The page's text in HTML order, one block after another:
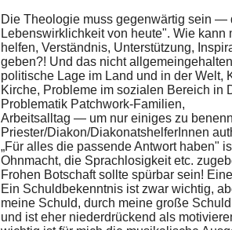
Die Theologie muss gegenwärtig sein —
Lebenswirklichkeit von heute". Wie
helfen, Verständnis, Unterstützung,
geben?! Und das nicht
politische Lage im Land und in der Welt,
Kirche, Probleme im sozialen Bereich in
Problematik Patchwork-Familien,
Arbeitsalltag — um nur einiges zu
Priester/Diakon/DiakonatshelferInnen
„Für alles die passende Antwort haben"
Ohnmacht, die Sprachlosigkeit etc.
Frohen Botschaft sollte spürbar sein!
Ein Schuldbekenntnis ist zwar wichtig,
meine Schuld, durch meine große
und ist eher niederdrückend als